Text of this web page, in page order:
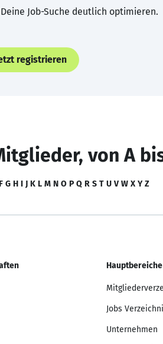
Job-Suche deutlich optimieren.
registrieren
von A
F G H I J K L M N O P Q R S T U V W X Y Z
Hauptbereiche
Jobs
Unternehmen